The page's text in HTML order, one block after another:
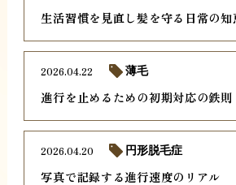
生活習慣を見直し髪を守る日常の知
進行を止めるための初期対応の鉄則
2026.04.22 薄毛
写真で記録する進行速度のリアル
2026.04.20 円形脱毛症